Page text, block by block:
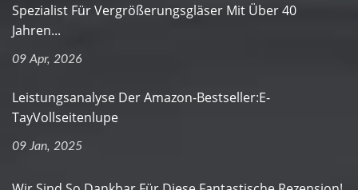
Spezialist Für Vergrößerungsgläser Mit Über 40
Jahren...
09 Apr, 2026
Leistungsanalyse Der Amazon-Bestseller:E-
TayVollseitenlupe
09 Jan, 2025